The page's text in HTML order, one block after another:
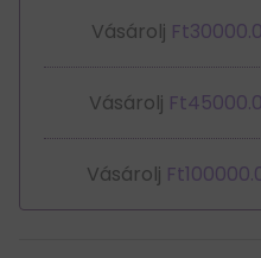
Vásárolj
Vásárolj
Vásárolj